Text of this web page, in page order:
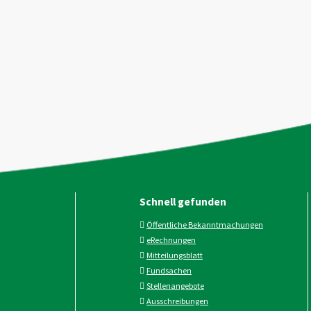
Schnell gefunden
Öffentliche Bekanntmachungen
eRechnungen
Mitteilungsblatt
Fundsachen
Stellenangebote
Ausschreibungen